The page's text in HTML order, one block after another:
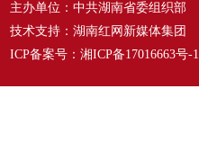
主办单位：中共湖南省委组织部
技术支持：湖南红网新媒体集团
ICP备案号： 湘ICP备17016663号-1